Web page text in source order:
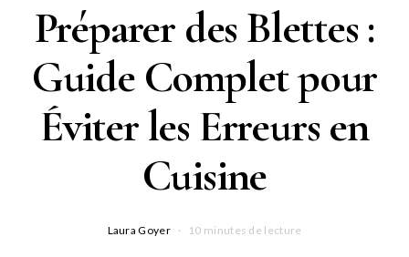
Préparer des Blettes :
Guide Complet pour
Éviter les Erreurs en
Cuisine
Laura Goyer 10 minutes de lecture